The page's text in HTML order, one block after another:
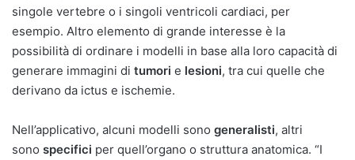
singole vertebre o i singoli ventricoli cardiaci, per
esempio. Altro elemento di grande interesse è la
possibilità di ordinare i modelli in base alla loro capacità di
generare immagini di tumori e lesioni, tra cui quelle che
derivano da ictus e ischemie.
Nell’applicativo, alcuni modelli sono generalisti, altri
sono specifici per quell’organo o struttura anatomica. “I